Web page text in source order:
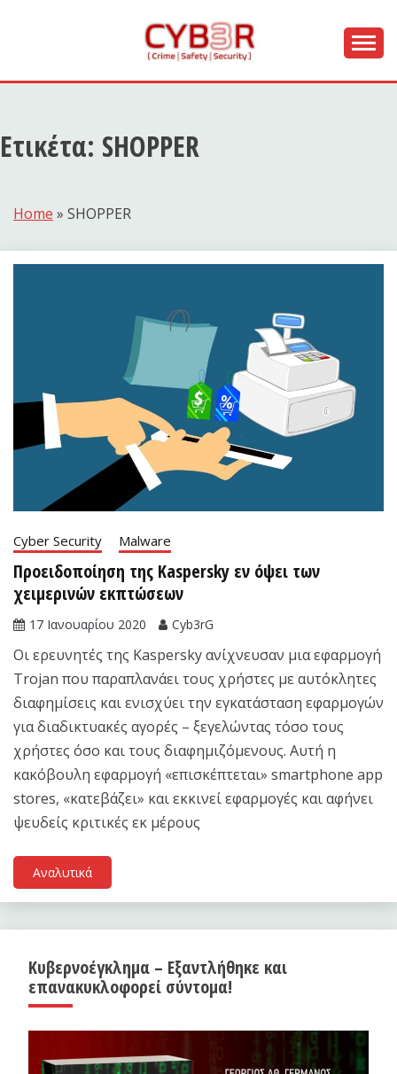
CYB3R
Ετικέτα: SHOPPER
Home » SHOPPER
Cyber Security Malware
Προειδοποίηση της Kaspersky εν όψει των
χειμερινών εκπτώσεων
17 Ιανουαρίου 2020 Cyb3rG
Οι ερευνητές της Kaspersky ανίχνευσαν μια εφαρμογή
Trojan που παραπλανάει τους χρήστες με αυτόκλητες
διαφημίσεις και ενισχύει την εγκατάσταση εφαρμογών
για διαδικτυακές αγορές – ξεγελώντας τόσο τους
χρήστες όσο και τους διαφημιζόμενους. Αυτή η
κακόβουλη εφαρμογή «επισκέπτεται» smartphone app
stores, «κατεβάζει» και εκκινεί εφαρμογές και αφήνει
ψευδείς κριτικές εκ μέρους
Αναλυτικά
Κυβερνοέγκλημα – Εξαντλήθηκε και
επανακυκλοφορεί σύντομα!